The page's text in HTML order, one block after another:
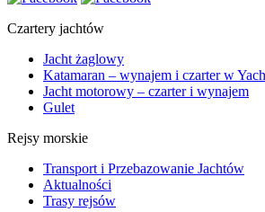
Czartery jachtów
Jacht żaglowy
Katamaran – wynajem i czarter w
Jacht motorowy – czarter i wynajem
Gulet
Rejsy morskie
Transport i Przebazowanie Jachtów
Aktualności
Trasy rejsów